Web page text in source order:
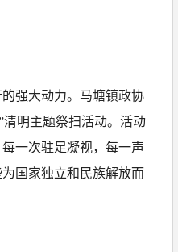
强大动力。马塘镇政协
明主题祭扫活动。活动
一次驻足凝视，每一声
国家独立和民族解放而